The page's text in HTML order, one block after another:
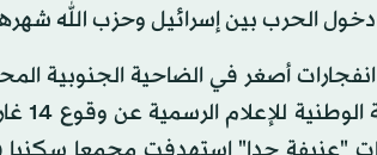
دخول الحرب بين إسرائيل وحزب الله
أصغر في الضاحية الجنوبية
الجيش